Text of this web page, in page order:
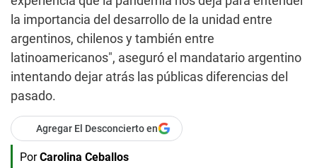
la importancia del desarrollo de la unidad entre
argentinos, chilenos y también entre
latinoamericanos", aseguró el mandatario argentino
intentando dejar atrás las públicas diferencias del
pasado.
Agregar El Desconcierto en
Por Carolina Ceballos